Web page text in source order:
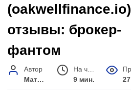
(oakwellfinance.io)
отзывы: брокер-
фантом
Автор
Матвей Иванов
9 мин.
27